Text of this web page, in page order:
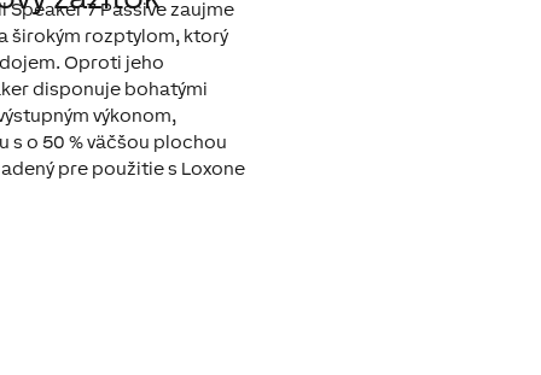
7 Passive zaujme
širokým rozptylom, ktorý
Oproti jeho
disponuje bohatými
výkonom,
o 50 % väčšou plochou
pre použitie s Loxone